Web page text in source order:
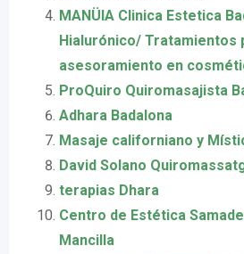
MANÜIA Clinica Estetica
Hialurónico/ Tratamientos
asesoramiento en
ProQuiro Quiromasajista
Adhara Badalona
Masaje californiano y
David Solano
terapias Dhara
Centro de Estética
Mancilla